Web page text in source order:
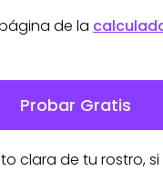
de la
Probar Gratis
clara de tu rostro,